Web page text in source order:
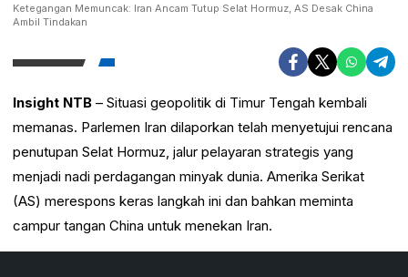
Ketegangan Memuncak: Iran Ancam Tutup Selat Hormuz, AS Desak China
Ambil Tindakan
Insight NTB – Situasi geopolitik di Timur Tengah kembali
memanas. Parlemen Iran dilaporkan telah menyetujui rencana
penutupan Selat Hormuz, jalur pelayaran strategis yang
menjadi nadi perdagangan minyak dunia. Amerika Serikat
(AS) merespons keras langkah ini dan bahkan meminta
campur tangan China untuk menekan Iran.